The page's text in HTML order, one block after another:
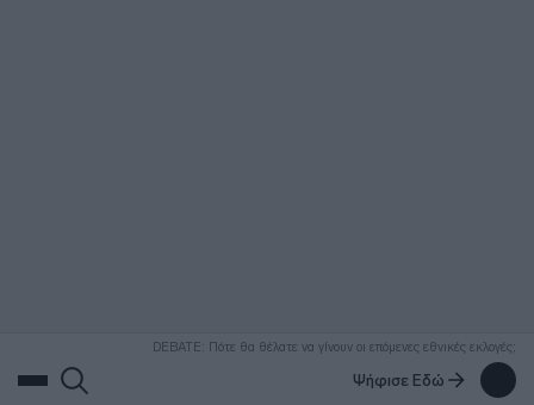
DEBATE: Πότε θα θέλατε να γίνουν οι επόμενες εθνικές εκλογές;
Ψήφισε Εδώ